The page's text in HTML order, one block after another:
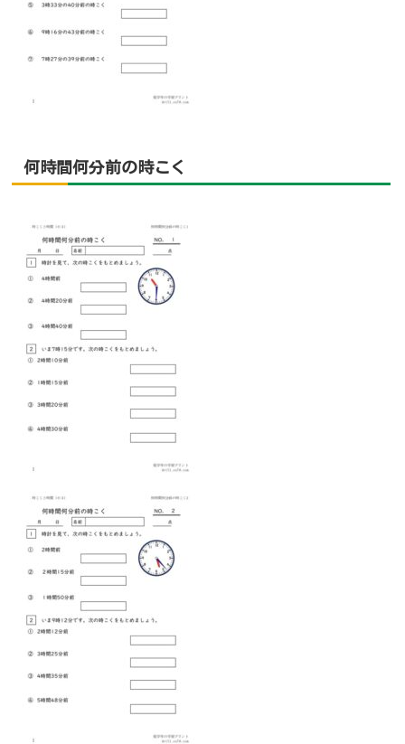
何時間何分前の時こく